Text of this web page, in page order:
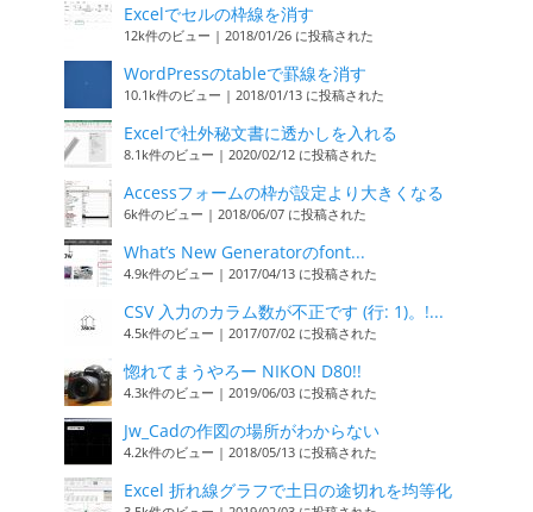
Excelでセルの枠線を消す
12k件のビュー | 2018/01/26 に投稿された
WordPressのtableで罫線を消す
10.1k件のビュー | 2018/01/13 に投稿された
Excelで社外秘文書に透かしを入れる
8.1k件のビュー | 2020/02/12 に投稿された
Accessフォームの枠が設定より大きくなる
6k件のビュー | 2018/06/07 に投稿された
What’s New Generatorのfont...
4.9k件のビュー | 2017/04/13 に投稿された
CSV 入力のカラム数が不正です (行: 1)。!...
4.5k件のビュー | 2017/07/02 に投稿された
惚れてまうやろー NIKON D80!!
4.3k件のビュー | 2019/06/03 に投稿された
Jw_Cadの作図の場所がわからない
4.2k件のビュー | 2018/05/13 に投稿された
Excel 折れ線グラフで土日の途切れを均等化